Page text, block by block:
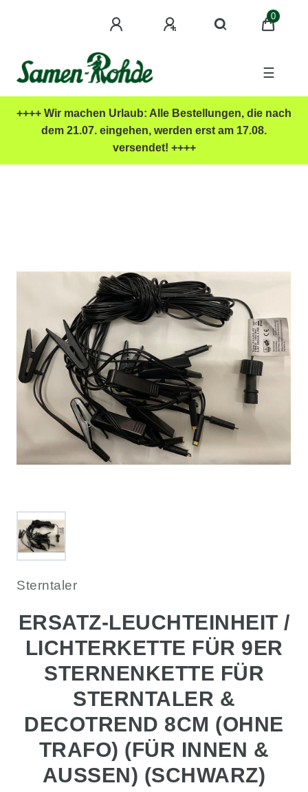
0
☰
++++ Wir machen Urlaub: Alle Bestellungen, die nach
dem 21.07. eingehen, werden erst am 17.08.
versendet! ++++
Sterntaler
ERSATZ-LEUCHTEINHEIT /
LICHTERKETTE FÜR 9ER
STERNENKETTE FÜR
STERNTALER &
DECOTREND 8CM (OHNE
TRAFO) (FÜR INNEN &
AUSSEN) (SCHWARZ)